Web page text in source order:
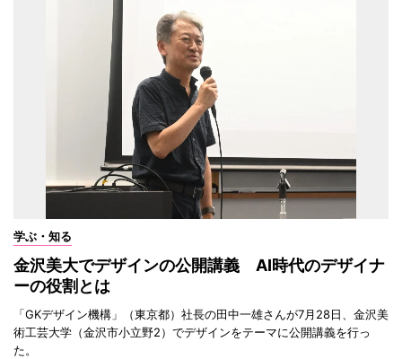
学ぶ・知る
金沢美大でデザインの公開講義 AI時代のデザイナ
ーの役割とは
「GKデザイン機構」（東京都）社長の田中一雄さんが7月28日、金沢美
術工芸大学（金沢市小立野2）でデザインをテーマに公開講義を行っ
た。